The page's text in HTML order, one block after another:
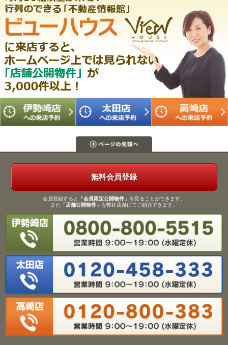
無料会員登録
会員登録すると 「会員限定公開物件」 を見ることができます。
また 「店舗公開物件」 を弊社店舗にてご紹介できます。